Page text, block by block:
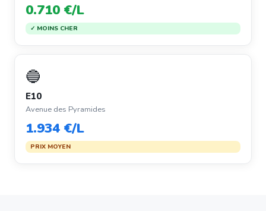
0.710 €/L
✓ MOINS CHER
🔵
E10
Avenue des Pyramides
1.934 €/L
PRIX MOYEN